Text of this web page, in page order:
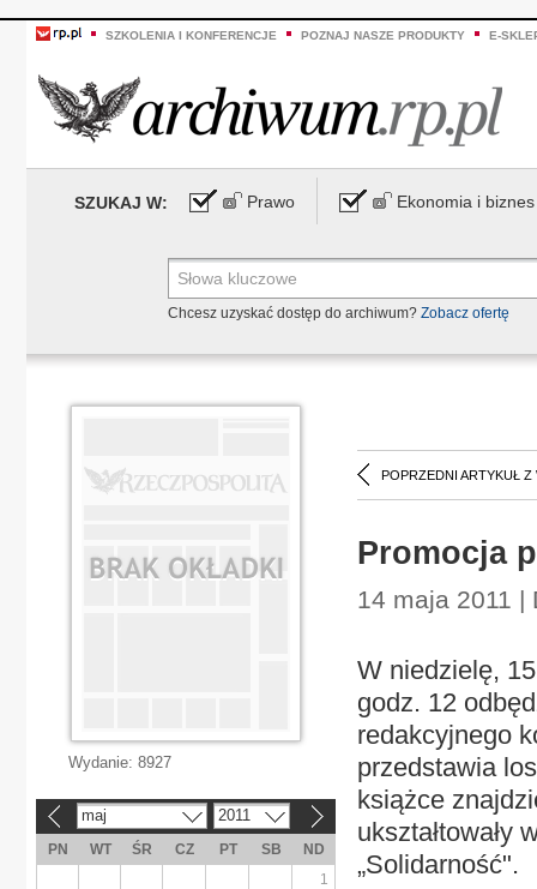
SZKOLENIA I KONFERENCJE POZNAJ NASZE PRODUKTY E-
SZUKAJ W: Prawo Ekonomia i biznes
Chcesz uzyskać dostęp do archiwum? Zobacz ofertę
POPRZEDNI ARTYKUŁ Z
Promocja
14 maja 2011 |
W niedzielę,
godz. 12
redakcyjnego
przedstawia
książce
ukształtowały
„Solidarność".
Wydanie: 8927
maj 2011
PN WT ŚR CZ PT SB
ND
1